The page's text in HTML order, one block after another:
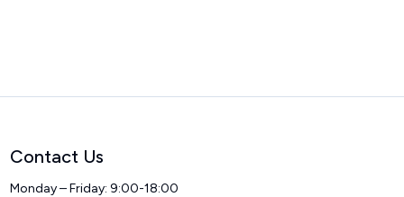
Contact Us
Monday – Friday: 9:00-18:00